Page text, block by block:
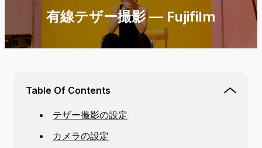
有線テザー撮影 — Fujifilm
Table Of Contents
テザー撮影の設定
カメラの設定